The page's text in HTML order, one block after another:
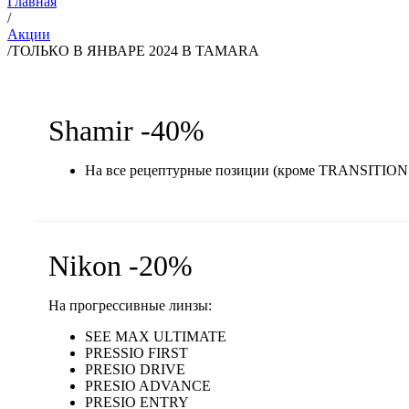
/
Акции
/ТОЛЬКО В ЯНВАРЕ 2024 В TAMARA
Shamir -40%
На все рецептурные позиции (кроме
Nikon -20%
На прогрессивные линзы:
SEE MAX ULTIMATE
PRESSIO FIRST
PRESIO DRIVE
PRESIO ADVANCE
PRESIO ENTRY